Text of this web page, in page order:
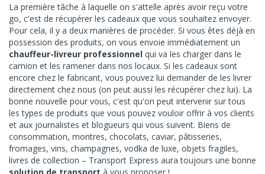
La première tâche à laquelle on s'attelle après avoir reçu votre
go, c'est de récupérer les cadeaux que vous souhaitez envoyer.
Pour cela, il y a deux manières de procéder. Si vous êtes déjà en
possession des produits, on vous envoie immédiatement un
chauffeur-livreur professionnel qui va les charger dans le
camion et les ramener dans nos locaux. Si les cadeaux sont
encore chez le fabricant, vous pouvez lui demander de les livrer
directement chez nous (on peut aussi les récupérer chez lui). La
bonne nouvelle pour vous, c'est qu'on peut intervenir sur tous
les types de produits que vous pouvez vouloir offrir à vos clients
et aux journalistes et blogueurs qui vous suivent. Biens de
consommation, montres, chocolats, caviar, pâtisseries,
fromages, vins, champagnes, vodka de luxe, objets fragiles,
livres de collection – Transport Express aura toujours une bonne
solution de transport à vous proposer !